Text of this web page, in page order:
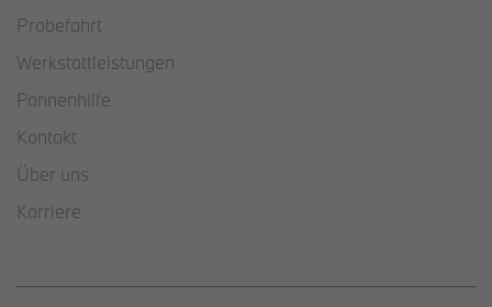
Probefahrt
Werkstattleistungen
Pannenhilfe
Kontakt
Über uns
Karriere